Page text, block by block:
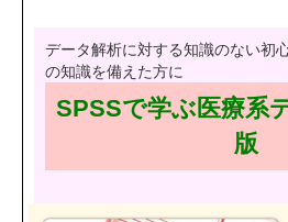
データ解析に対する知識のない初
の知識を備えた方に
SPSSで学ぶ医療系
版